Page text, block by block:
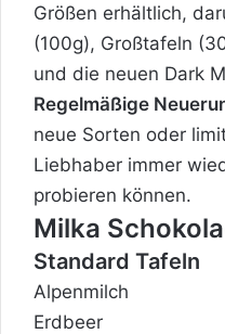
Größen erhältlich,
(100g), Großtafeln
und die neuen Dark
Regelmäßige
neue Sorten oder
Liebhaber immer
probieren können.
Milka
Standard Tafeln
Alpenmilch
Erdbeer